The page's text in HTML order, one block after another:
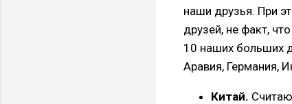
наши друзья. При
друзей, не факт,
10 наших больших
Аравия, Германия,
Китай.